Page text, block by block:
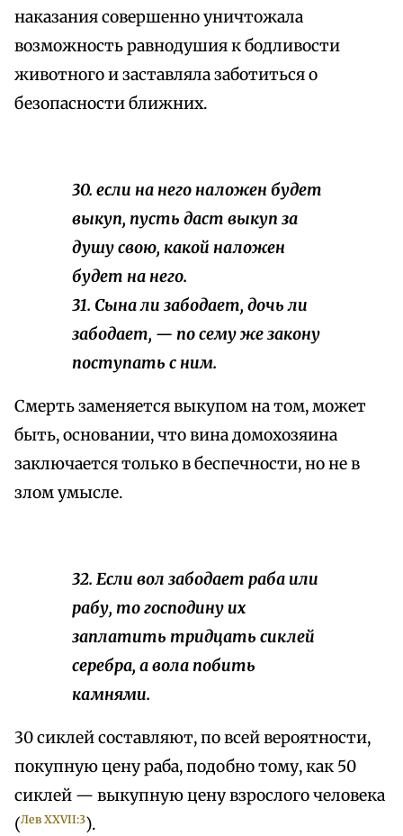
наказания совершенно уничтожала
возможность равнодушия к бодливости
животного и заставляла заботиться о
безопасности ближних.
30. если на него наложен будет
выкуп, пусть даст выкуп за
душу свою, какой наложен
будет на него.
31. Сына ли забодает, дочь ли
забодает, — по сему же закону
поступать с ним.
Смерть заменяется выкупом на том, может
быть, основании, что вина домохозяина
заключается только в беспечности, но не в
злом умысле.
32. Если вол забодает раба или
рабу, то господину их
заплатить тридцать сиклей
серебра, а вола побить
камнями.
30 сиклей составляют, по всей вероятности,
покупную цену раба, подобно тому, как 50
сиклей — выкупную цену взрослого человека
(Лев XXVII:3).